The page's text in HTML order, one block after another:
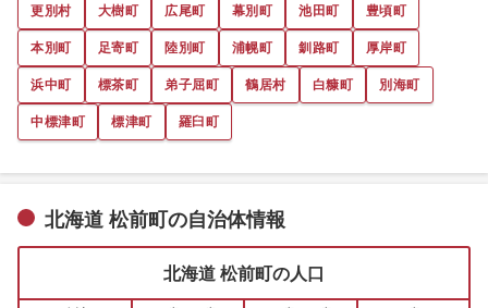
更別村
大樹町 広尾町 幕別町 池田町
豊頃町
本別町
足寄町 陸別町 浦幌町 釧路町
厚岸町
浜中町
標茶町 弟子屈町 鶴居村 白糠町
別海町
中標津町
標津町 羅臼町
北海道 松前町の自治体情報
北海道 松前町の人口